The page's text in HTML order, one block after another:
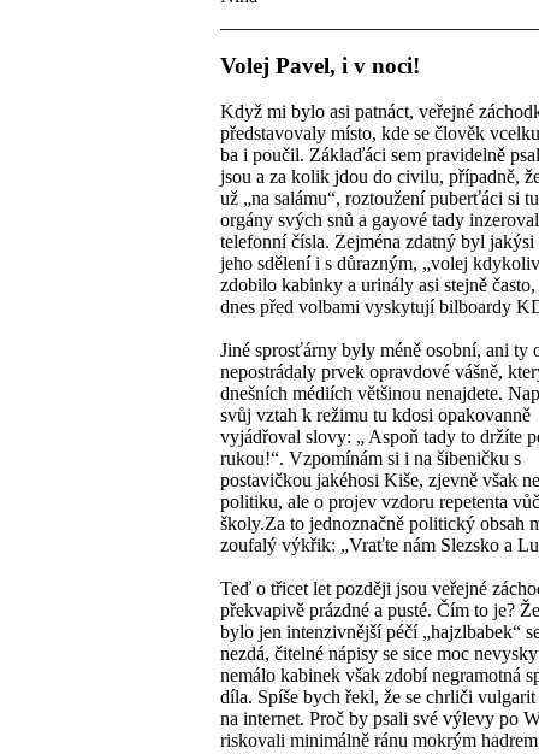
Volej Pavel, i v noci!
Když mi bylo asi patnáct, veřejné
představovaly místo, kde se člověk
ba i poučil. Záklaďáci sem pravidelně
jsou a za kolik jdou do civilu, případně,
už „na salámu“, roztoužení puberťáci si
orgány svých snů a gayové tady
telefonní čísla. Zejména zdatný byl jakýsi
jeho sdělení i s důrazným, „volej
zdobilo kabinky a urinály asi stejně často,
dnes před volbami vyskytují bilboardy
Jiné sprosťárny byly méně osobní, ani ty
nepostrádaly prvek opravdové vášně,
dnešních médiích většinou nenajdete.
svůj vztah k režimu tu kdosi opakovanně
vyjádřoval slovy: „ Aspoň tady to držíte
rukou!“. Vzpomínám si i na šibeničku s
postavičkou jakéhosi Kiše, zjevně však
politiku, ale o projev vzdoru repetenta
školy.Za to jednoznačně politický obsah
zoufalý výkřik: „Vraťte nám Slezsko a
Teď o třicet let později jsou veřejné
překvapivě prázdné a pusté. Čím to je?
bylo jen intenzivnější péčí „hajzlbabek“
nezdá, čitelné nápisy se sice moc
nemálo kabinek však zdobí negramotná
díla. Spíše bych řekl, že se chrliči
na internet. Proč by psali své výlevy po
riskovali minimálně ránu mokrým